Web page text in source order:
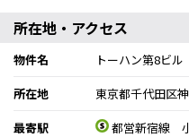
所在地・アクセス
物件名
トーハン第8ビ
所在地
東京都千代田区
最寄駅
都営新宿線